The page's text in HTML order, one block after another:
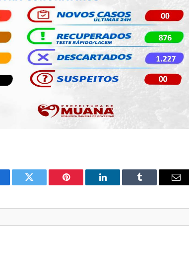
Twitter Pinterest LinkedIn Tumblr
E-